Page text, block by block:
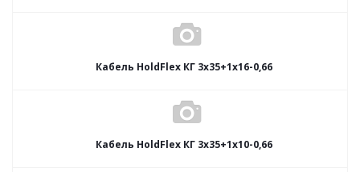
Кабель HoldFlex КГ 3x35+1x16-0,66
Кабель HoldFlex КГ 3x35+1x10-0,66